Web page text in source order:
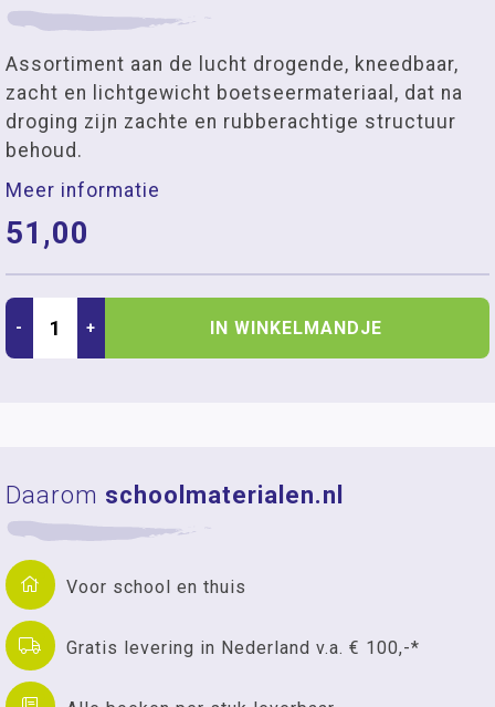
Assortiment aan de lucht drogende, kneedbaar,
zacht en lichtgewicht boetseermateriaal, dat na
droging zijn zachte en rubberachtige structuur
behoud.
Meer informatie
51,00
- + IN WINKELMANDJE
Daarom schoolmaterialen.nl
Voor school en thuis
Gratis levering in Nederland v.a. € 100,-*